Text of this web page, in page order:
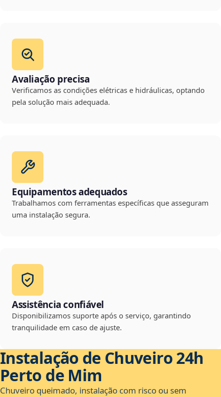
Avaliação precisa
Verificamos as condições elétricas e hidráulicas, optando
pela solução mais adequada.
Equipamentos adequados
Trabalhamos com ferramentas específicas que asseguram
uma instalação segura.
Assistência confiável
Disponibilizamos suporte após o serviço, garantindo
tranquilidade em caso de ajuste.
Instalação de Chuveiro 24h
Perto de Mim
Chuveiro queimado, instalação com risco ou sem